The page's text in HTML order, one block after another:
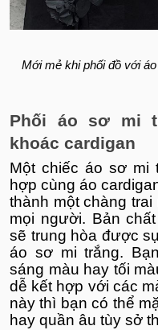
Mới mẻ khi phối đồ với
Phối áo sơ mi
khoác cardigan
Một chiếc áo sơ mi
hợp cùng áo
thành một chàng
mọi người. Bản
sẽ trung hòa được
áo sơ mi trắng.
sáng màu hay tối
dễ kết hợp với các
này thì bạn có thể
hay quần âu tùy sở